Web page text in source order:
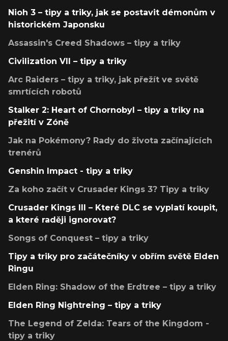
Nioh 3 – tipy a triky, jak se postavit démonům v
historickém Japonsku
Assassin's Creed Shadows – tipy a triky
Civilization VII – tipy a triky
Arc Raiders – tipy a triky, jak přežít ve světě
smrtících robotů
Stalker 2: Heart of Chornobyl – tipy a triky na
přežití v Zóně
Jak na Pokémony? Rady do života začínajících
trenérů
Genshin Impact - tipy a triky
Za koho začít v Crusader Kings 3? Tipy a triky
Crusader Kings III – Které DLC se vyplatí koupit,
a které raději ignorovat?
Songs of Conquest – tipy a triky
Tipy a triky pro začátečníky v obřím světě Elden
Ringu
Elden Ring: Shadow of the Erdtree – tipy a triky
Elden Ring Nightreing – tipy a triky
The Legend of Zelda: Tears of the Kingdom -
tipy a triky